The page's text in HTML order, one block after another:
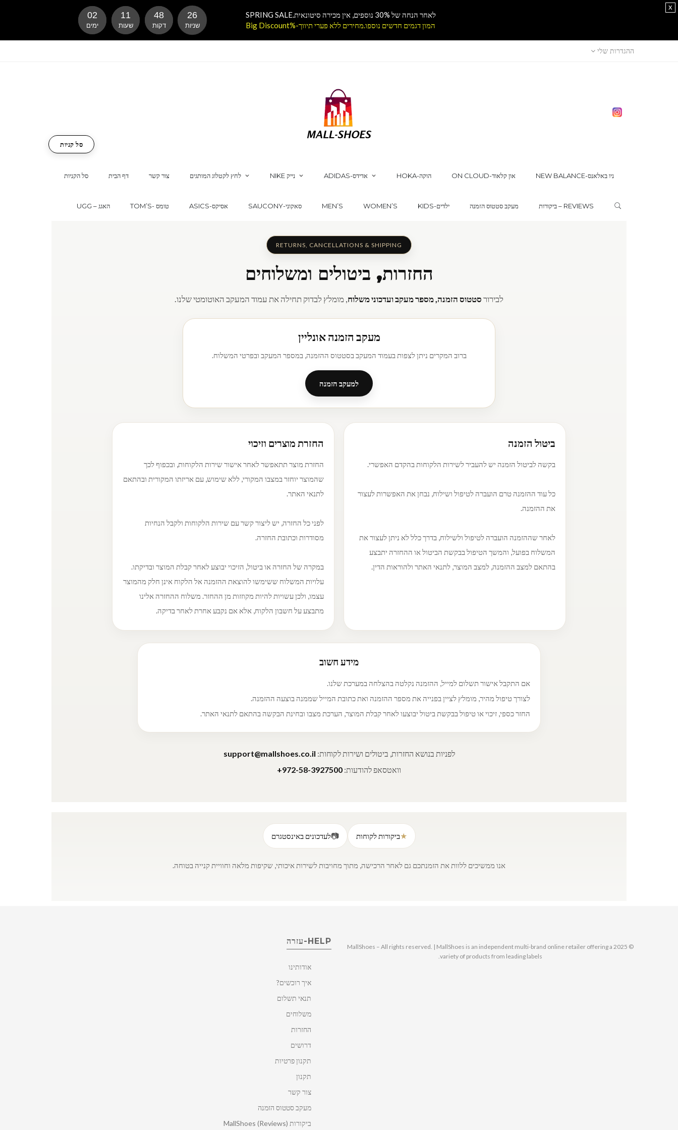
ההגדרות שלי
סל הקניות דף הבית צור קשר לחץ לקטלוג המותגים NIKE נייק ADIDAS-אדידס HOKA-הוקה ON CLOUD-און קלאוד NEW BALANCE-ניו באלאנס
UGG – האגג TOM’S- טומס ASICS-אסיקס SAUCONY-סאקוני MEN’S WOMEN’S KIDS-ילדים מעקב סטטוס הזמנה ביקורות – REVIEWS
סל קניות
RETURNS, CANCELLATIONS & SHIPPING
החזרות, ביטולים ומשלוחים
לבירורסטטוס הזמנה, מספר מעקב ועדכוני משלוח, מומלץ לבדוק תחילה את עמוד המעקב האוטומטי שלנו.
מעקב הזמנה אונליין
ברוב המקרים ניתן לצפות בעמוד המעקב בסטטוס ההזמנה, במספר המעקב ובפרטי המשלוח.
למעקב הזמנה
ביטול הזמנה
בקשה לביטול הזמנה יש להעביר לשירות הלקוחות בהקדם האפשרי.
כל עוד ההזמנה טרם הועברה לטיפול ושילוח, נבחן את האפשרות לעצור
את ההזמנה.
לאחר שההזמנה הועברה לטיפול ולשילוח, בדרך כלל לא ניתן לעצור את
המשלוח בפועל, והמשך הטיפול בבקשת הביטול או ההחזרה יתבצע
בהתאם למצב ההזמנה, למצב המוצר, לתנאי האתר ולהוראות הדין.
החזרת מוצרים וזיכוי
החזרת מוצר תתאפשר לאחר אישור שירות הלקוחות, ובכפוף לכך
שהמוצר יוחזר במצבו המקורי, ללא שימוש, עם אריזתו המקורית ובהתאם
לתנאי האתר.
לפני כל החזרה, יש ליצור קשר עם שירות הלקוחות ולקבל הנחיות
מסודרות וכתובת החזרה.
במקרה של החזרה או ביטול, הזיכוי יבוצע לאחר קבלת המוצר ובדיקתו.
עלויות המשלוח ששימשו להוצאת ההזמנה אל הלקוח אינן חלק מהמוצר
עצמו, ולכן עשויות להיות מקוזזות מן ההחזר. משלוח ההחזרה אלינו
מתבצע על חשבון הלקוח, אלא אם נקבע אחרת לאחר בדיקה.
מידע חשוב
אם התקבל אישור תשלום למייל, ההזמנה נקלטה בהצלחה במערכת שלנו.
לצורך טיפול מהיר, מומלץ לציין בפנייה את מספר ההזמנה ואת כתובת המייל שממנה בוצעה ההזמנה.
החזר כספי, זיכוי או טיפול בבקשת ביטול יבוצעו לאחר קבלת המוצר, הערכת מצבו ובחינת הבקשה בהתאם לתנאי האתר.
לפניות בנושא החזרות, ביטולים ושירות לקוחות: support@mallshoes.co.il
וואטסאפ להודעות: +972-58-3927500
★ביקורות לקוחות 📷לעדכונים באינסטגרם
אנו ממשיכים ללוות את הזמנתכם גם לאחר הרכישה, מתוך מחויבות לשירות איכותי, שקיפות מלאה וחוויית קנייה בטוחה.
HELP-עזרה
אודותינו
איך רוכשים?
תנאי תשלום
משלוחים
החזרות
דרושים
תקנון פרטיות
תקנון
צור קשר
מעקב סטטוס הזמנה
ביקורות MallShoes (Reviews)
© 2025 MallShoes – All rights reserved. | MallShoes is an independent multi-brand online retailer offering a
variety of products from leading labels.
לאחר הנחה של 30% נוספים, אין מכירה סיטונאית.SPRING SALE
המון דגמים חדשים נוספו.מחירים ללא פערי תיווך-%Big Discount
02
ימים
11
שעות
48
דקות
25
שניות
x